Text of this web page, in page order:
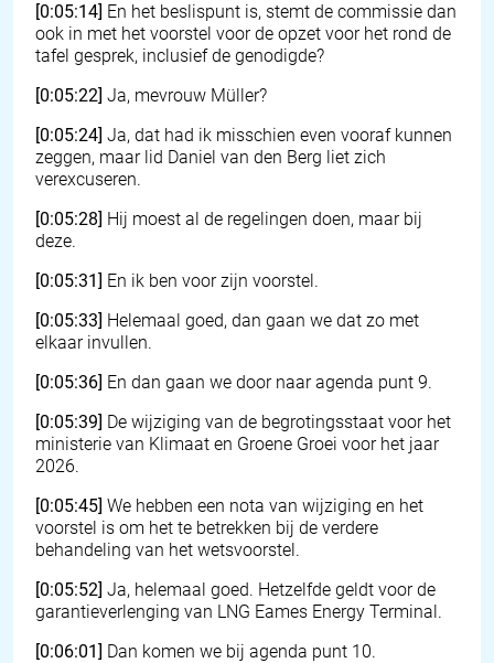
[0:05:14] En het beslispunt is, stemt de commissie dan
ook in met het voorstel voor de opzet voor het rond de
tafel gesprek, inclusief de genodigde?
[0:05:22] Ja, mevrouw Müller?
[0:05:24] Ja, dat had ik misschien even vooraf kunnen
zeggen, maar lid Daniel van den Berg liet zich
verexcuseren.
[0:05:28] Hij moest al de regelingen doen, maar bij
deze.
[0:05:31] En ik ben voor zijn voorstel.
[0:05:33] Helemaal goed, dan gaan we dat zo met
elkaar invullen.
[0:05:36] En dan gaan we door naar agenda punt 9.
[0:05:39] De wijziging van de begrotingsstaat voor het
ministerie van Klimaat en Groene Groei voor het jaar
2026.
[0:05:45] We hebben een nota van wijziging en het
voorstel is om het te betrekken bij de verdere
behandeling van het wetsvoorstel.
[0:05:52] Ja, helemaal goed. Hetzelfde geldt voor de
garantieverlenging van LNG Eames Energy Terminal.
[0:06:01] Dan komen we bij agenda punt 10.